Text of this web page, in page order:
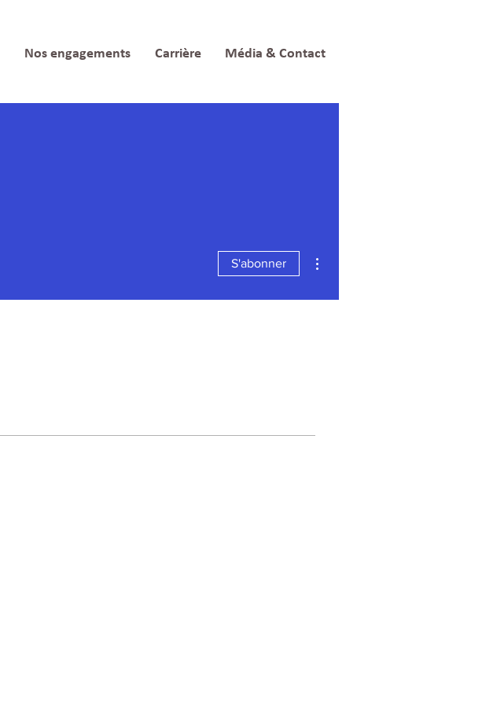
Nos engagements Carrière Média & Contact
S'abonner